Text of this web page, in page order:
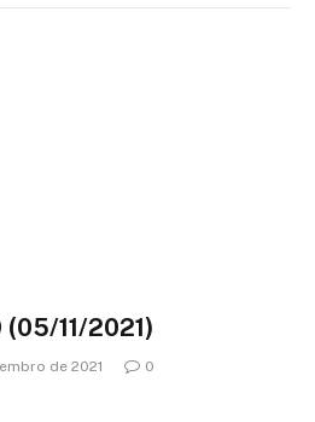
(05/11/2021)
de 2021 0